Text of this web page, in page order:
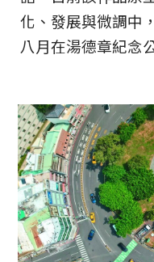
化、發展與微調中
八月在湯德章紀念